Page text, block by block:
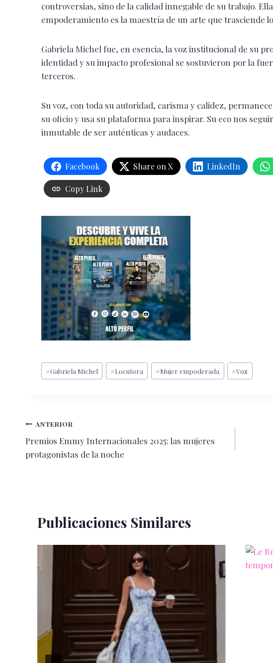
controversias, sino de la calidad innegable de su trabajo.
empoderamiento es la maestría de un arte que trasciende
​Gabriela Michel fue, en esencia, la voz institucional de su
identidad y su impacto profesional se sostuvieron por la
terceros.
​Su voz, con toda su autoridad, carisma y calidez,
su oficio y usa su plataforma para inspirar. Su eco nos
inmutable de ser auténticas y audaces.
Facebook Share on X LinkedIn
Copy Link
Etiquetas
de
#Gabriela Michel #Locutora #Mujer empoderada #Voz
Navegación
de
ANTERIOR
Premios Emmy Internacionales 2025: las mujeres
protagonistas de la noche
Publicaciones Similares